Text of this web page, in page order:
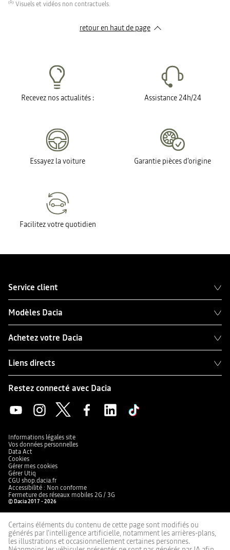
⁽¹⁾ Visuels et vidéos non contractuels.
retour en haut de page​
Recevez nos actualités : Assistance 24h/24
Essayez la voiture Garantie pièces d'origine
Facilitez votre quotidien
Service client
Modèles Dacia
Achetez votre Dacia
Liens directs
Restez connecté avec Dacia
Informations légales site
Vos données personnelles
Data Act
Cookies
Gérer mes cookies
Gérer Utiq
CGU shop.dacia.fr
Accessibilité : Non conforme
Fermeture des réseaux mobiles 2G / 3G
© Dacia 2017 - 2026
Certains éléments du contenu de cette page sont modifiés ou
générés par l'intelligence artificielle, notamment les arrières-plans,
les illustrations et occasionnellement certaines personnes.